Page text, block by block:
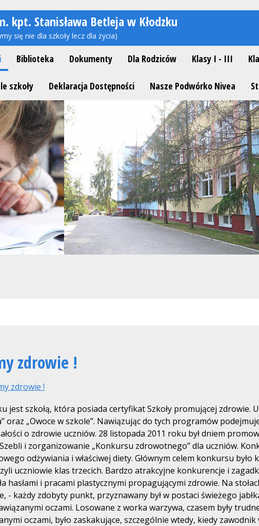
kpt. Stanisława Betleja w Kłodzku
się nie dla szkoły lecz dla życia)
Biblioteka Dokumenty Dla Rodziców Klasy I - III
szkoły Deklaracja Dostępności Nasze Podwórko Nivea
zdrowie !
zdrowie !
jest szkołą, która posiada certyfikat Szkoły promującej
oraz „Owoce w szkole”. Nawiązując do tych programów
o zdrowie uczniów. 28 listopada 2011 roku był dniem
i zorganizowanie „Konkursu zdrowotnego” dla uczniów.
odżywiania i właściwej diety. Głównym celem konkursu
uczniowie klas trzecich. Bardzo atrakcyjne konkurencje i
hasłami i pracami plastycznymi propagującymi zdrowie. Na
- każdy zdobyty punkt, przyznawany był w postaci świeżego
oczami. Losowane z worka warzywa, czasem były
oczami, było zaskakujące, szczególnie wtedy, kiedy